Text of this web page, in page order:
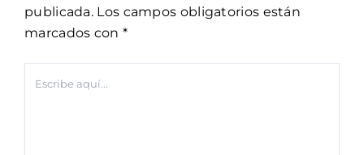
publicada. Los campos obligatorios están
marcados con *
aquí...